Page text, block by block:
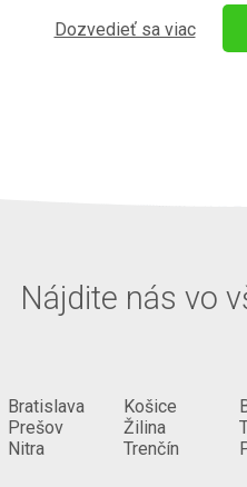
Dozvedieť sa viac
Nájdite nás vo
Bratislava
Prešov
Nitra
Košice
Žilina
Trenčín